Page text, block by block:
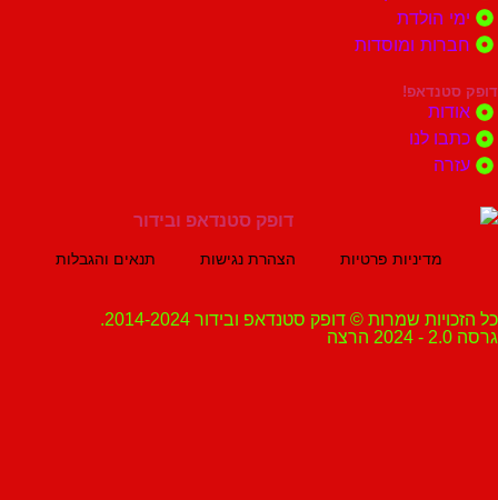
ומוסדות
לנו
מדיניות פרטיות הצהרת נגישות תנאים והגבלות
שמרות © דופק סטנדאפ ובידור 2014-2024.